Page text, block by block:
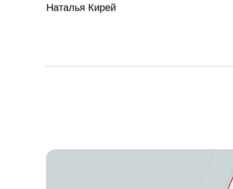
Наталья Кирей